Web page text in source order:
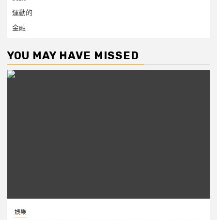
運動的
金融
YOU MAY HAVE MISSED
娛樂